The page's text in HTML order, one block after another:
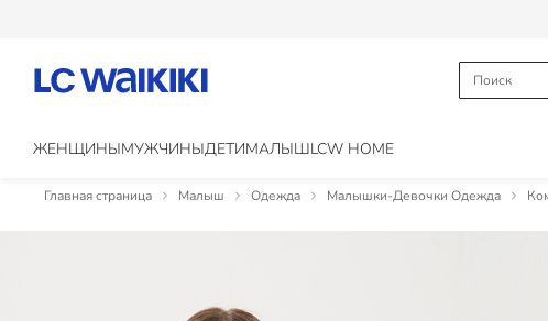
ЖЕНЩИНЫМУЖЧИНЫДЕТИМАЛЫШLCW HOME
Главная страница Малыш Одежда Малышки-Девочки Одежда